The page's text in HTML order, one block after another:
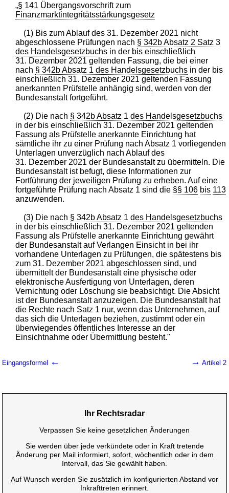
„§ 141 Übergangsvorschrift zum
Finanzmarktintegritätsstärkungsgesetz
(1) Bis zum Ablauf des 31. Dezember 2021 nicht
abgeschlossene Prüfungen nach § 342b Absatz 2 Satz 3
des Handelsgesetzbuchs in der bis einschließlich
31. Dezember 2021 geltenden Fassung, die bei einer
nach § 342b Absatz 1 des Handelsgesetzbuchs in der bis
einschließlich 31. Dezember 2021 geltenden Fassung
anerkannten Prüfstelle anhängig sind, werden von der
Bundesanstalt fortgeführt.
(2) Die nach § 342b Absatz 1 des Handelsgesetzbuchs
in der bis einschließlich 31. Dezember 2021 geltenden
Fassung als Prüfstelle anerkannte Einrichtung hat
sämtliche ihr zu einer Prüfung nach Absatz 1 vorliegenden
Unterlagen unverzüglich nach Ablauf des
31. Dezember 2021 der Bundesanstalt zu übermitteln. Die
Bundesanstalt ist befugt, diese Informationen zur
Fortführung der jeweiligen Prüfung zu erheben. Auf eine
fortgeführte Prüfung nach Absatz 1 sind die §§ 106 bis 113
anzuwenden.
(3) Die nach § 342b Absatz 1 des Handelsgesetzbuchs
in der bis einschließlich 31. Dezember 2021 geltenden
Fassung als Prüfstelle anerkannte Einrichtung gewährt
der Bundesanstalt auf Verlangen Einsicht in bei ihr
vorhandene Unterlagen zu Prüfungen, die spätestens bis
zum 31. Dezember 2021 abgeschlossen sind, und
übermittelt der Bundesanstalt eine physische oder
elektronische Ausfertigung von Unterlagen, deren
Vernichtung oder Löschung sie beabsichtigt. Die Absicht
ist der Bundesanstalt anzuzeigen. Die Bundesanstalt hat
die Rechte nach Satz 1 nur, wenn das Unternehmen, auf
das sich die Unterlagen beziehen, zustimmt oder ein
überwiegendes öffentliches Interesse an der
Einsichtnahme oder Übermittlung besteht."
Eingangsformel ← → Artikel 2
Ihr Rechtsradar
Verpassen Sie keine gesetzlichen Änderungen
Sie werden über jede verkündete oder in Kraft tretende
Änderung per Mail informiert, sofort, wöchentlich oder in dem
Intervall, das Sie gewählt haben.
Auf Wunsch werden Sie zusätzlich im konfigurierten Abstand vor
Inkrafttreten erinnert.